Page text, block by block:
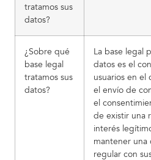
tratamos sus
datos?
¿Sobre qué
base legal
tratamos sus
datos?
La base legal
datos es el
usuarios en el
el envío de
el
de existir una
interés
mantener una
regular con